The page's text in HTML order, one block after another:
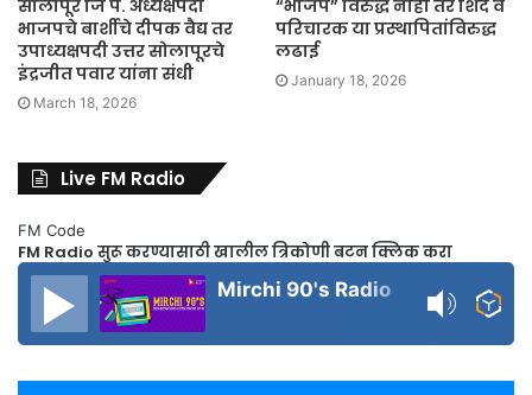
सोलापूर जि प. अध्यक्षपदी
भाजपचे बार्शीचे दीपक वैद्य तर
उपाध्यक्षपदी उत्तर सोलापूरचे
इंद्रजीत पवार यांना संधी
March 18, 2026
“भाजप” विरुद्ध नाही तर शिंदे व
परिचारक या प्रस्थापितांविरुद्ध
लढाई
January 18, 2026
Live FM Radio
FM Code
FM Radio सुरू करण्यासाठी खालील त्रिकोणी बटन क्लिक करा
Mirchi 90's Radio